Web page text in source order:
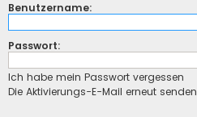
Benutzername:
Passwort:
Ich habe mein Passwort vergessen
Die Aktivierungs-E-Mail erneut senden